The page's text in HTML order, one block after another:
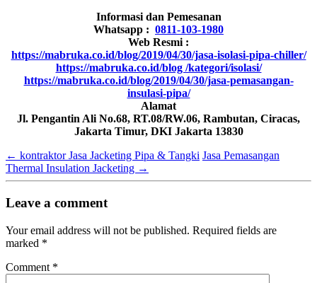
Informasi dan Pemesanan
Whatsapp : 0811-103-1980
Web Resmi :
https://mabruka.co.id/blog/2019/04/30/jasa-isolasi-pipa-chiller/
https://mabruka.co.id/blog /kategori/isolasi/
https://mabruka.co.id/blog/2019/04/30/jasa-pemasangan-
insulasi-pipa/
Alamat
Jl. Pengantin Ali No.68, RT.08/RW.06, Rambutan, Ciracas,
Jakarta Timur, DKI Jakarta 13830
← kontraktor Jasa Jacketing Pipa & Tangki Jasa Pemasangan
Thermal Insulation Jacketing →
Leave a comment
Your email address will not be published. Required fields are
marked *
Comment *